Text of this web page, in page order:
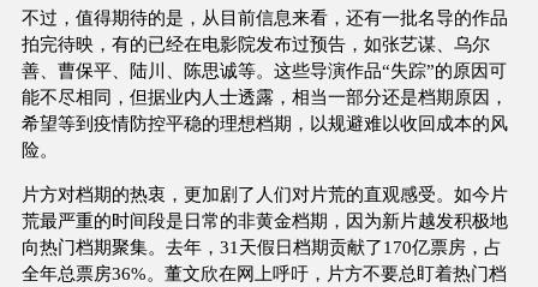
不过，值得期待的是，从目前信息来看，还有一批名导的作品
拍完待映，有的已经在电影院发布过预告，如张艺谋、乌尔
善、曹保平、陆川、陈思诚等。这些导演作品“失踪”的原因可
能不尽相同，但据业内人士透露，相当一部分还是档期原因，
希望等到疫情防控平稳的理想档期，以规避难以收回成本的风
险。
片方对档期的热衷，更加剧了人们对片荒的直观感受。如今片
荒最严重的时间段是日常的非黄金档期，因为新片越发积极地
向热门档期聚集。去年，31天假日档期贡献了170亿票房，占
全年总票房36%。董文欣在网上呼吁，片方不要总盯着热门档